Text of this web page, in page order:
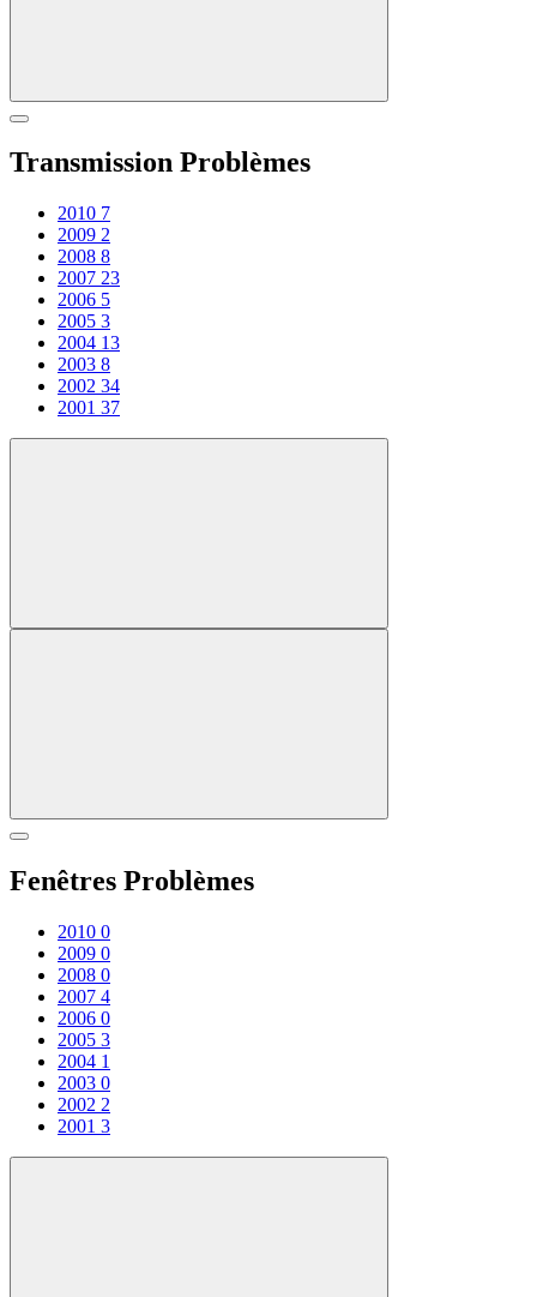
Transmission Problèmes
2010 7
2009 2
2008 8
2007 23
2006 5
2005 3
2004 13
2003 8
2002 34
2001 37
Fenêtres Problèmes
2010 0
2009 0
2008 0
2007 4
2006 0
2005 3
2004 1
2003 0
2002 2
2001 3